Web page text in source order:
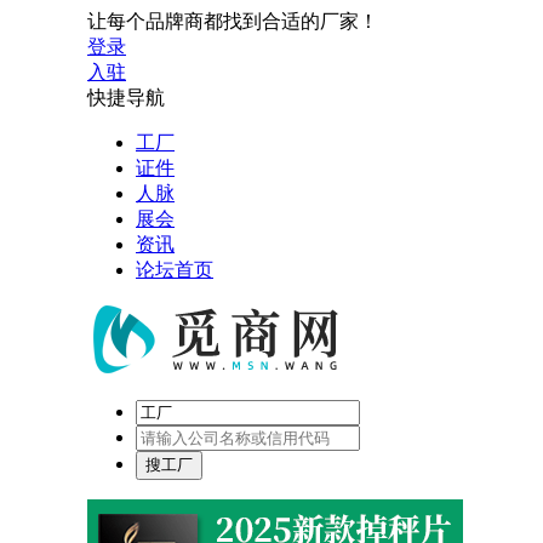
让每个品牌商都找到合适的厂家！
登录
入驻
快捷导航
工厂
证件
人脉
展会
资讯
论坛首页